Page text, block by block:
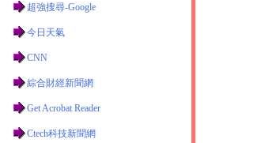
超強搜尋-Google
今日天氣
CNN
綜合財經新聞網
Get Acrobat Reader
Ctech科技新聞網